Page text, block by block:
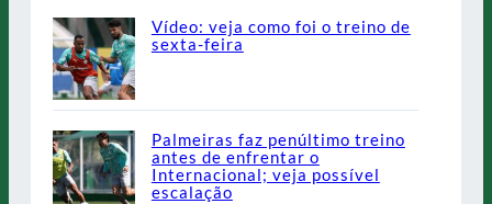
Vídeo: veja como foi o treino de
sexta-feira
Palmeiras faz penúltimo treino
antes de enfrentar o
Internacional; veja possível
escalação